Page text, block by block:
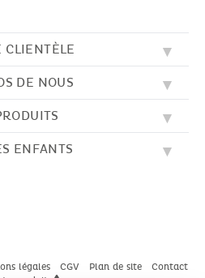
CLIENTÈLE
FRÉQUENTES (FAQ)
NOUS
CGV
DE NOUS
VALEURS
HISTOIRE
ENFANTS
légales CGV Plan de site
Contact